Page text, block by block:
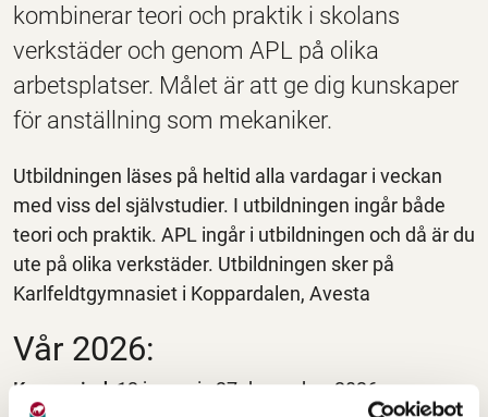
kombinerar teori och praktik i skolans
verkstäder och genom APL på olika
arbetsplatser. Målet är att ge dig kunskaper
för anställning som mekaniker.
Utbildningen läses på heltid alla vardagar i veckan
med viss del självstudier. I utbildningen ingår både
teori och praktik. APL ingår i utbildningen och då är du
ute på olika verkstäder. Utbildningen sker på
Karlfeldtgymnasiet i Koppardalen, Avesta
Vår 2026:
Kursperiod: 12 januari - 27 december 2026